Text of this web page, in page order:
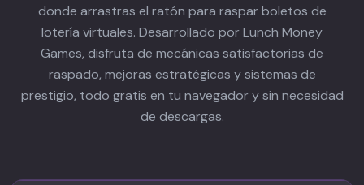
donde arrastras el ratón para raspar boletos de
lotería virtuales. Desarrollado por Lunch Money
Games, disfruta de mecánicas satisfactorias de
raspado, mejoras estratégicas y sistemas de
prestigio, todo gratis en tu navegador y sin necesidad
de descargas.